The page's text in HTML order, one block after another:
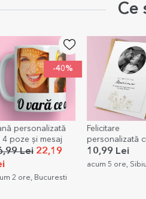
Ce
Felicitare
personalizată cu
poză și text -
10,99 Lei
Tricou
Eu îi fur
69,00
acum 5